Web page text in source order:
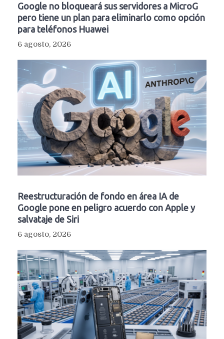
Google no bloqueará sus servidores a MicroG
pero tiene un plan para eliminarlo como opción
para teléfonos Huawei
6 agosto, 2026
Reestructuración de fondo en área IA de
Google pone en peligro acuerdo con Apple y
salvataje de Siri
6 agosto, 2026